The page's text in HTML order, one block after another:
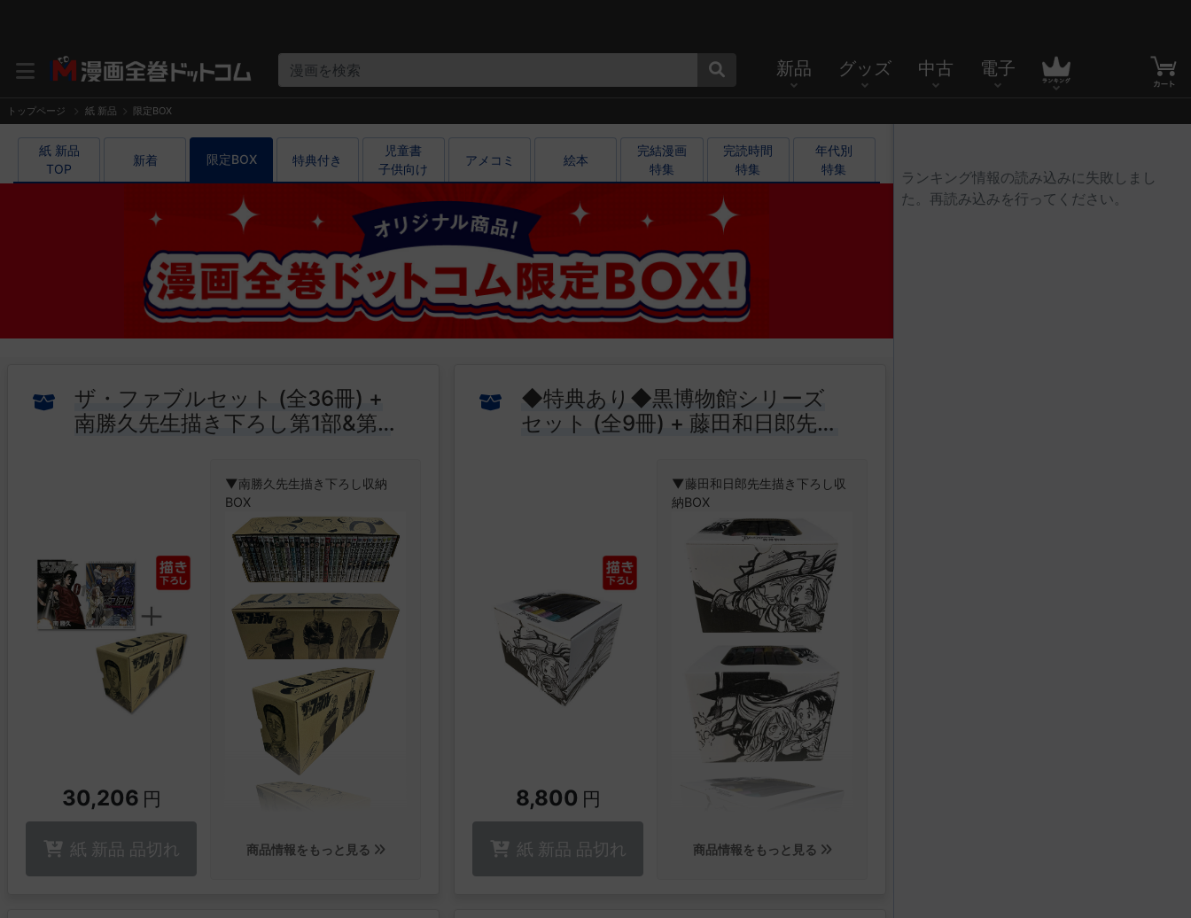
漫画を検索 新品 グッズ 中古 電子
トップページ 紙 新品 限定BOX
紙 新品
TOP
新着 限定BOX 特典付き
児童書
子供向け
アメコミ 絵本
完結漫画
特集
完読時間
特集
年代別
特集
ザ・ファブルセット (全36冊) +
南勝久先生描き下ろし第1部&第2
30,206 円
紙 新品 品切れ
▼南勝久先生描き下ろし収納
BOX
商品情報をもっと見る
◆特典あり◆黒博物館シリーズ
セット (全9冊) + 藤田和日郎先生
8,800 円
紙 新品 品切れ
▼藤田和日郎先生描き下ろし収
納BOX
商品情報をもっと見る
ランキング情報の読み込みに失敗しまし
た。再読み込みを行ってください。